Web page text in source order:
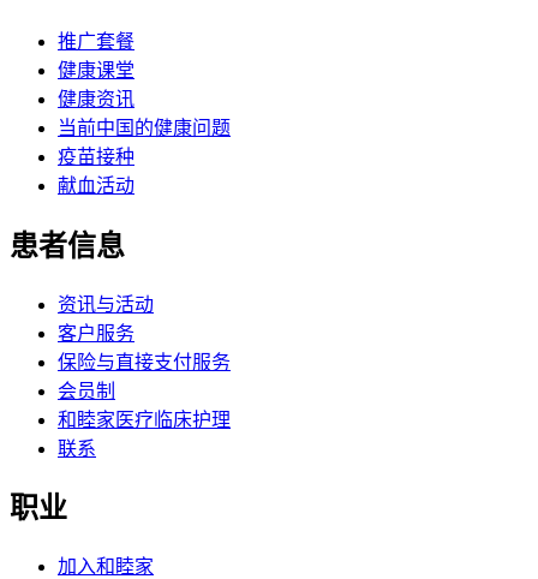
推广套餐
健康课堂
健康资讯
当前中国的健康问题
疫苗接种
献血活动
患者信息
资讯与活动
客户服务
保险与直接支付服务
会员制
和睦家医疗临床护理
联系
职业
加入和睦家